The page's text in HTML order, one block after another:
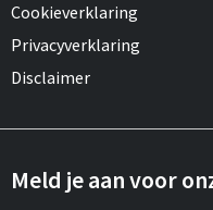
Cookieverklaring
Privacyverklaring
Disclaimer
Meld je aan voor